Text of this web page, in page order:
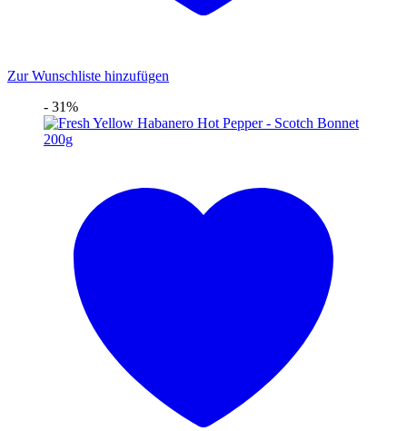
Zur Wunschliste hinzufügen
- 31%